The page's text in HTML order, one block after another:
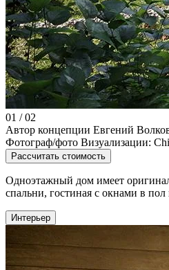
01 / 02
Автор концепции Евгений
Фотограф/фото Визуализации:
Рассчитать стоимость
Одноэтажный дом имеет
спальни, гостиная с окнами в пол
Интерьер